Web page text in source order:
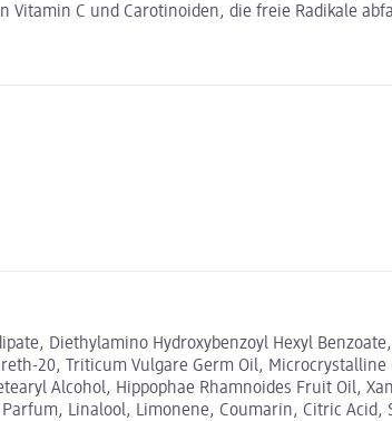
Vitamin C und Carotinoiden, die freie Radikale
Diethylamino Hydroxybenzoyl Hexyl
20, Triticum Vulgare Germ Oil,
Alcohol, Hippophae Rhamnoides Fruit Oil,
Linalool, Limonene, Coumarin, Citric